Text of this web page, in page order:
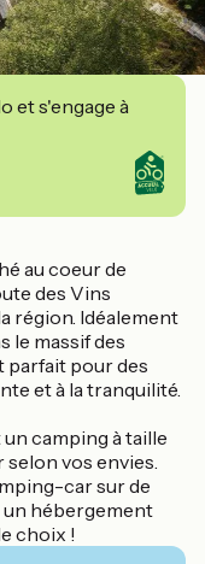
et s'engage à
au coeur de
des Vins
région. Idéalement
le massif des
parfait pour des
et à la tranquilité.
un camping à taille
selon vos envies.
car sur de
un hébergement
choix !